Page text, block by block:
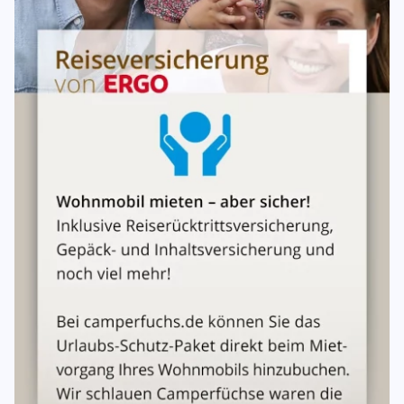
Nicht gestattet ist die Nutzung für:
Motorsportliche Zwecke oder Fahrzeugtests
Gewerbliche Personenbeförderung
Weitervermietung oder Verleih
Fahrschulübungen
Beförderung gefährlicher Stoffe
4. Fahrten ins Ausland
Innereuropäische Fahrten sind grundsätzlich
Grönland, Island, Rumänien, Russland, Türkei, Ukraine,
Kanarische Inseln, Madeira, Azoren sowie
außereuropäisches Ausland.
Fahrten inKrisen- und Kriegsgebiete
Der Mieter ist eigenverantwortlich für die Einhaltung der
Verkehrsvorschriften der besuchten Länder.
5. Mietpreis & Kosten
Der Mietpreis wird pro Nacht berechnet und kann je nach